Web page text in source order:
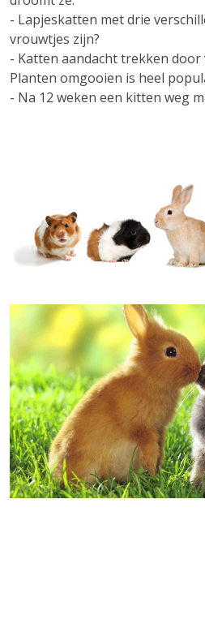
- Lapjeskatten met drie
vrouwtjes zijn?
- Katten aandacht trekken door
Planten omgooien is heel
- Na 12 weken een kitten weg